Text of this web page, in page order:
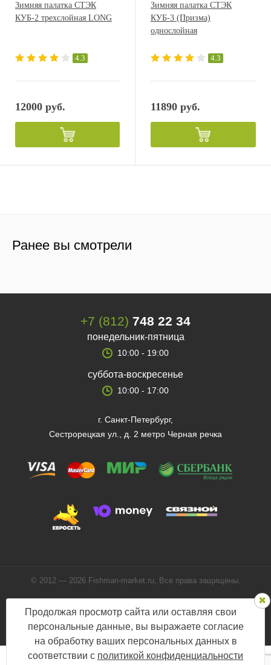
Зимняя палатка СТЭК
КУБ-2 трехслойная LONG
4.3
12000 руб.
Зимняя палатка СТЭК
КУБ-3 (Призма)
однослойная
4.3
11890 руб.
Ранее вы смотрели
+7 (812) 748 22 34
понедельник-пятница
10:00 - 19:00
суббота-воскресенье
10:00 - 17:00
г. Санкт-Петербург,
Сестрорецкая ул., д. 2 метро Черная речка
© 2012 — 2026 Fishman-market.ru, Все права защищены.
Мы в соцсетях:
Продолжая просмотр сайта или оставляя свои
персональные данные, вы выражаете согласие
на обработку ваших персональных данных в
соответствии с политикой конфиденциальности